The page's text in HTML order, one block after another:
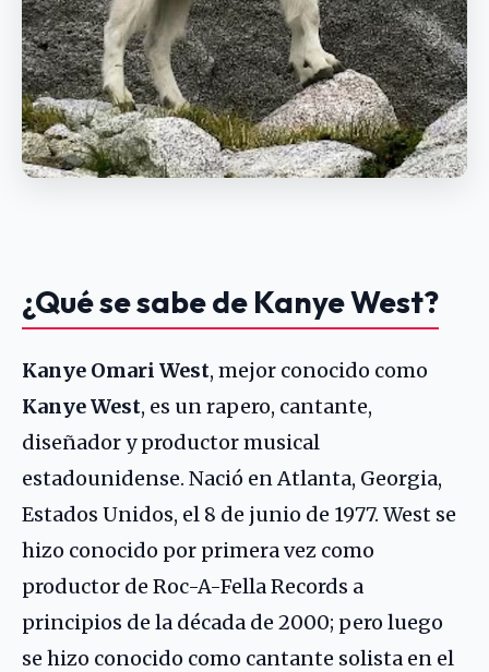
¿Qué se sabe de Kanye West?
Kanye Omari West, mejor conocido como
Kanye West, es un rapero, cantante,
diseñador y productor musical
estadounidense. Nació en Atlanta, Georgia,
Estados Unidos, el 8 de junio de 1977. West se
hizo conocido por primera vez como
productor de Roc-A-Fella Records a
principios de la década de 2000; pero luego
se hizo conocido como cantante solista en el